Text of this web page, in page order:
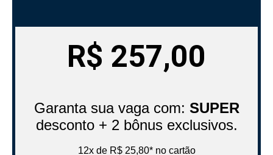
R$ 257,00
Garanta sua vaga com: SUPER
desconto + 2 bônus exclusivos.
12x de R$ 25,80* no cartão